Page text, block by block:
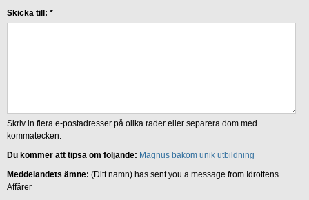
Skicka till: *
Skriv in flera e-postadresser på olika rader eller separera dom med
kommatecken.
Du kommer att tipsa om följande: Magnus bakom unik utbildning
Meddelandets ämne: (Ditt namn) has sent you a message from Idrottens
Affärer